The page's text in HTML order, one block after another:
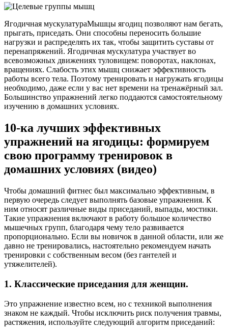
Ягодичная мускулатураМышцы ягодиц позволяют нам бегать,
прыгать, приседать. Они способны переносить большие
нагрузки и распределять их так, чтобы защитить суставы от
перенапряжений. Ягодичная мускулатура участвует во
всевозможных движениях туловищем: поворотах, наклонах,
вращениях. Слабость этих мышц снижает эффективность
работы всего тела. Поэтому тренировать и нагружать ягодицы
необходимо, даже если у вас нет времени на тренажёрный зал.
Большинство упражнений легко поддаются самостоятельному
изучению в домашних условиях.
10-ка лучших эффективных
упражнений на ягодицы: формируем
свою программу тренировок в
домашних условиях (видео)
Чтобы домашний фитнес был максимально эффективным, в
первую очередь следует выполнять базовые упражнения. К
ним относят различные виды приседаний, выпады, мостики.
Такие упражнения включают в работу большое количество
мышечных групп, благодаря чему тело развивается
пропорционально. Если вы новичок в данной области, или же
давно не тренировались, настоятельно рекомендуем начать
тренировки с собственным весом (без гантелей и
утяжелителей).
1. Классические приседания для женщин.
Это упражнение известно всем, но с техникой выполнения
знаком не каждый. Чтобы исключить риск получения травмы,
растяжения, используйте следующий алгоритм приседаний: